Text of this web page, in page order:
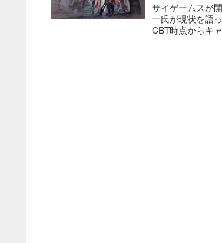
サイゲームスが
一氏が現状を語
CBT時点からキ